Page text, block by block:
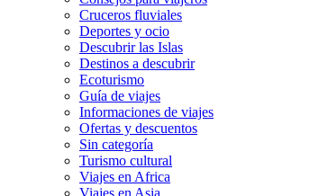
Cruceros fluviales
Deportes y ocio
Descubrir las Islas
Destinos a descubrir
Ecoturismo
Guía de viajes
Informaciones de viajes
Ofertas y descuentos
Sin categoría
Turismo cultural
Viajes en Africa